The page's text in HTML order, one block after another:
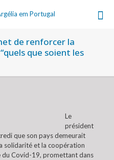
de renforcer la
que soient les
Le
président
que son pays demeurait
solidarité et la coopération
du Covid-19, promettant dans